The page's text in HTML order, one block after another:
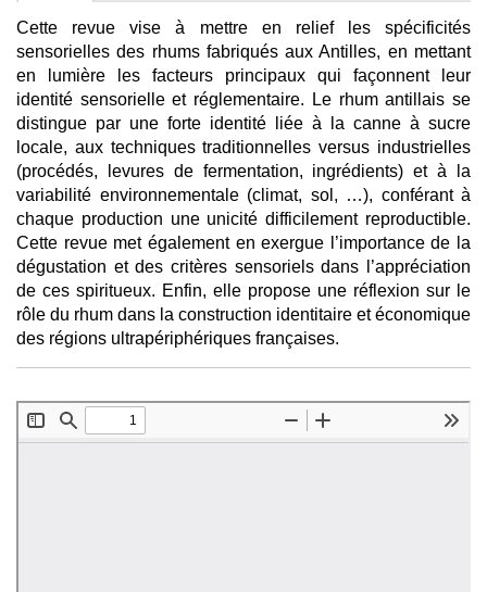
Cette revue vise à mettre en relief les spécificités
sensorielles des rhums fabriqués aux Antilles, en mettant
en lumière les facteurs principaux qui façonnent leur
identité sensorielle et réglementaire. Le rhum antillais se
distingue par une forte identité liée à la canne à sucre
locale, aux techniques traditionnelles versus industrielles
(procédés, levures de fermentation, ingrédients) et à la
variabilité environnementale (climat, sol, …), conférant à
chaque production une unicité difficilement reproductible.
Cette revue met également en exergue l’importance de la
dégustation et des critères sensoriels dans l’appréciation
de ces spiritueux. Enfin, elle propose une réflexion sur le
rôle du rhum dans la construction identitaire et économique
des régions ultrapériphériques françaises.